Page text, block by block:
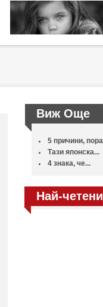
Виж Още
5 причини,
Тази японска...
4 знака, че...
Най-четени